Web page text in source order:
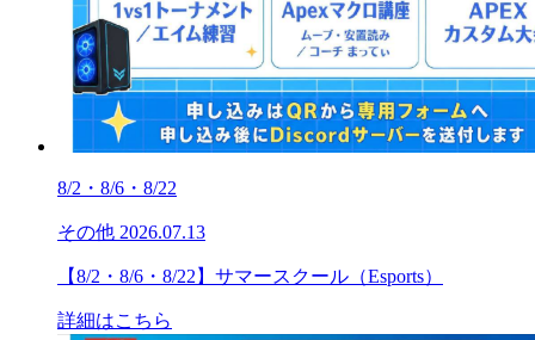
8/2・8/6・8/22
その他 2026.07.13
【8/2・8/6・8/22】サマースクール（Esports）
詳細はこちら